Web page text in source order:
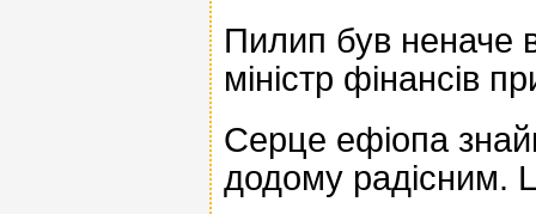
Пилип був неначе
міністр фінансів
Серце ефіопа
додому радісним.